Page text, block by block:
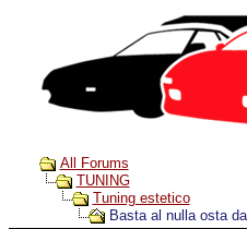
All Forums
TUNING
Tuning estetico
Basta al nulla osta